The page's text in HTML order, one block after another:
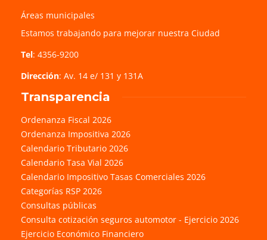
Áreas municipales
Estamos trabajando para mejorar nuestra Ciudad
Tel: 4356-9200
Dirección: Av. 14 e/ 131 y 131A
Transparencia
Ordenanza Fiscal 2026
Ordenanza Impositiva 2026
Calendario Tributario 2026
Calendario Tasa Vial 2026
Calendario Impositivo Tasas Comerciales 2026
Categorías RSP 2026
Consultas públicas
Consulta cotización seguros automotor - Ejercicio 2026
Ejercicio Económico Financiero